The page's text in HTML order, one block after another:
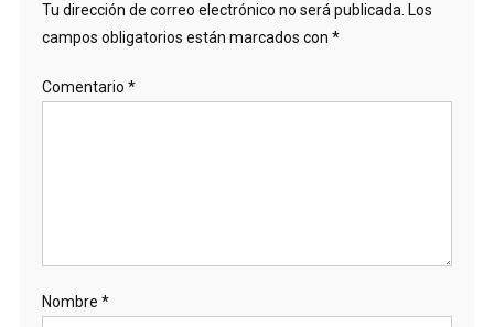
Tu dirección de correo electrónico no será publicada. Los
campos obligatorios están marcados con *
Comentario *
Nombre *